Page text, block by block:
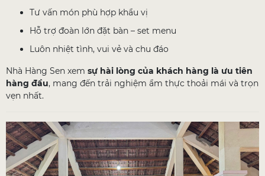
Tư vấn món phù hợp khẩu vị
Hỗ trợ đoàn lớn đặt bàn – set menu
Luôn nhiệt tình, vui vẻ và chu đáo
Nhà Hàng Sen xem sự hài lòng của khách hàng là ưu tiên
hàng đầu, mang đến trải nghiệm ẩm thực thoải mái và trọn
vẹn nhất.